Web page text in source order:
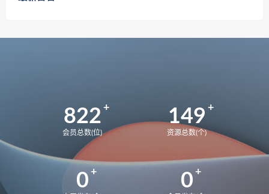
822
会员总数(位)
149
资源总数(个)
0 0